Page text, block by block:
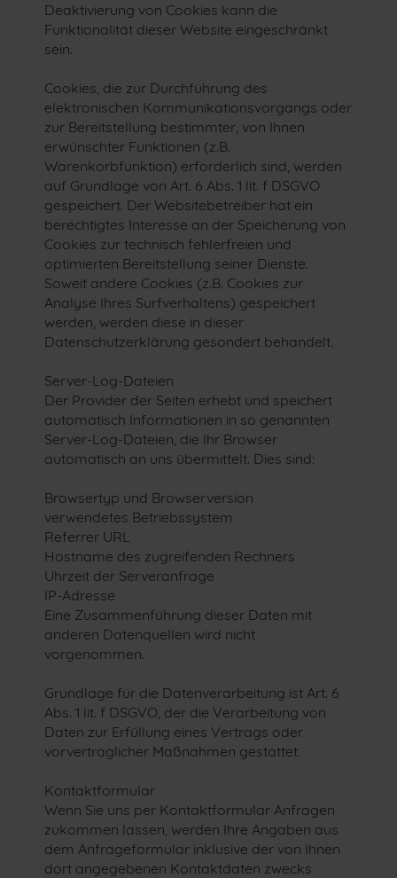
Deaktivierung von Cookies kann die
Funktionalität dieser Website eingeschränkt
sein.
Cookies, die zur Durchführung des
elektronischen Kommunikationsvorgangs oder
zur Bereitstellung bestimmter, von Ihnen
erwünschter Funktionen (z.B.
Warenkorbfunktion) erforderlich sind, werden
auf Grundlage von Art. 6 Abs. 1 lit. f DSGVO
gespeichert. Der Websitebetreiber hat ein
berechtigtes Interesse an der Speicherung von
Cookies zur technisch fehlerfreien und
optimierten Bereitstellung seiner Dienste.
Soweit andere Cookies (z.B. Cookies zur
Analyse Ihres Surfverhaltens) gespeichert
werden, werden diese in dieser
Datenschutzerklärung gesondert behandelt.
Server-Log-Dateien
Der Provider der Seiten erhebt und speichert
automatisch Informationen in so genannten
Server-Log-Dateien, die Ihr Browser
automatisch an uns übermittelt. Dies sind:
Browsertyp und Browserversion
verwendetes Betriebssystem
Referrer URL
Hostname des zugreifenden Rechners
Uhrzeit der Serveranfrage
IP-Adresse
Eine Zusammenführung dieser Daten mit
anderen Datenquellen wird nicht
vorgenommen.
Grundlage für die Datenverarbeitung ist Art. 6
Abs. 1 lit. f DSGVO, der die Verarbeitung von
Daten zur Erfüllung eines Vertrags oder
vorvertraglicher Maßnahmen gestattet.
Kontaktformular
Wenn Sie uns per Kontaktformular Anfragen
zukommen lassen, werden Ihre Angaben aus
dem Anfrageformular inklusive der von Ihnen
dort angegebenen Kontaktdaten zwecks